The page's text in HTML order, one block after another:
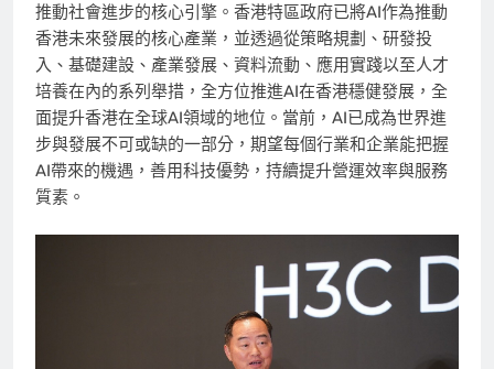
推動社會進步的核心引擎。香港特區政府已將AI作為推動
香港未來發展的核心產業，並透過從策略規劃、研發投
入、基礎建設、產業發展、資料流動、應用實踐以至人才
培養在內的系列舉措，全方位推進AI在香港穩健發展，全
面提升香港在全球AI領域的地位。當前，AI已成為世界進
步與發展不可或缺的一部分，期望每個行業和企業能把握
AI帶來的機遇，善用科技優勢，持續提升營運效率與服務
質素。